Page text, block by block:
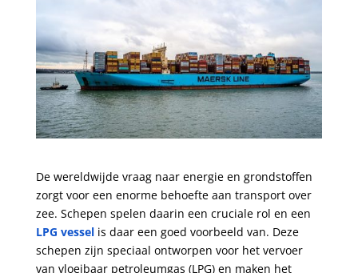
De wereldwijde vraag naar energie en grondstoffen
zorgt voor een enorme behoefte aan transport over
zee. Schepen spelen daarin een cruciale rol en een
LPG vesselis daar een goed voorbeeld van. Deze
schepen zijn speciaal ontworpen voor het vervoer
van vloeibaar petroleumgas (LPG) en maken het